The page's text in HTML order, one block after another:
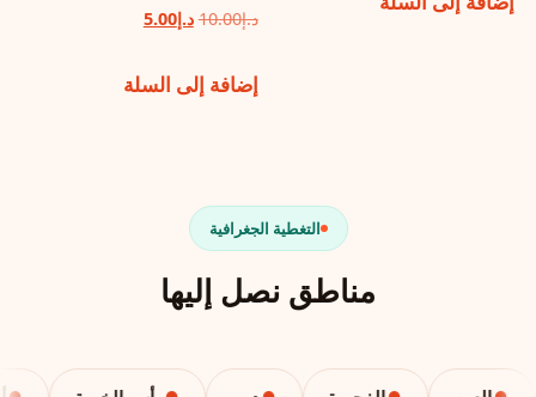
د.إ10.00السعر
هو:
د.إ5.00السعر
هو:
إضافة إلى السلة
التغطية الجغرافية
مناطق نصل إليها